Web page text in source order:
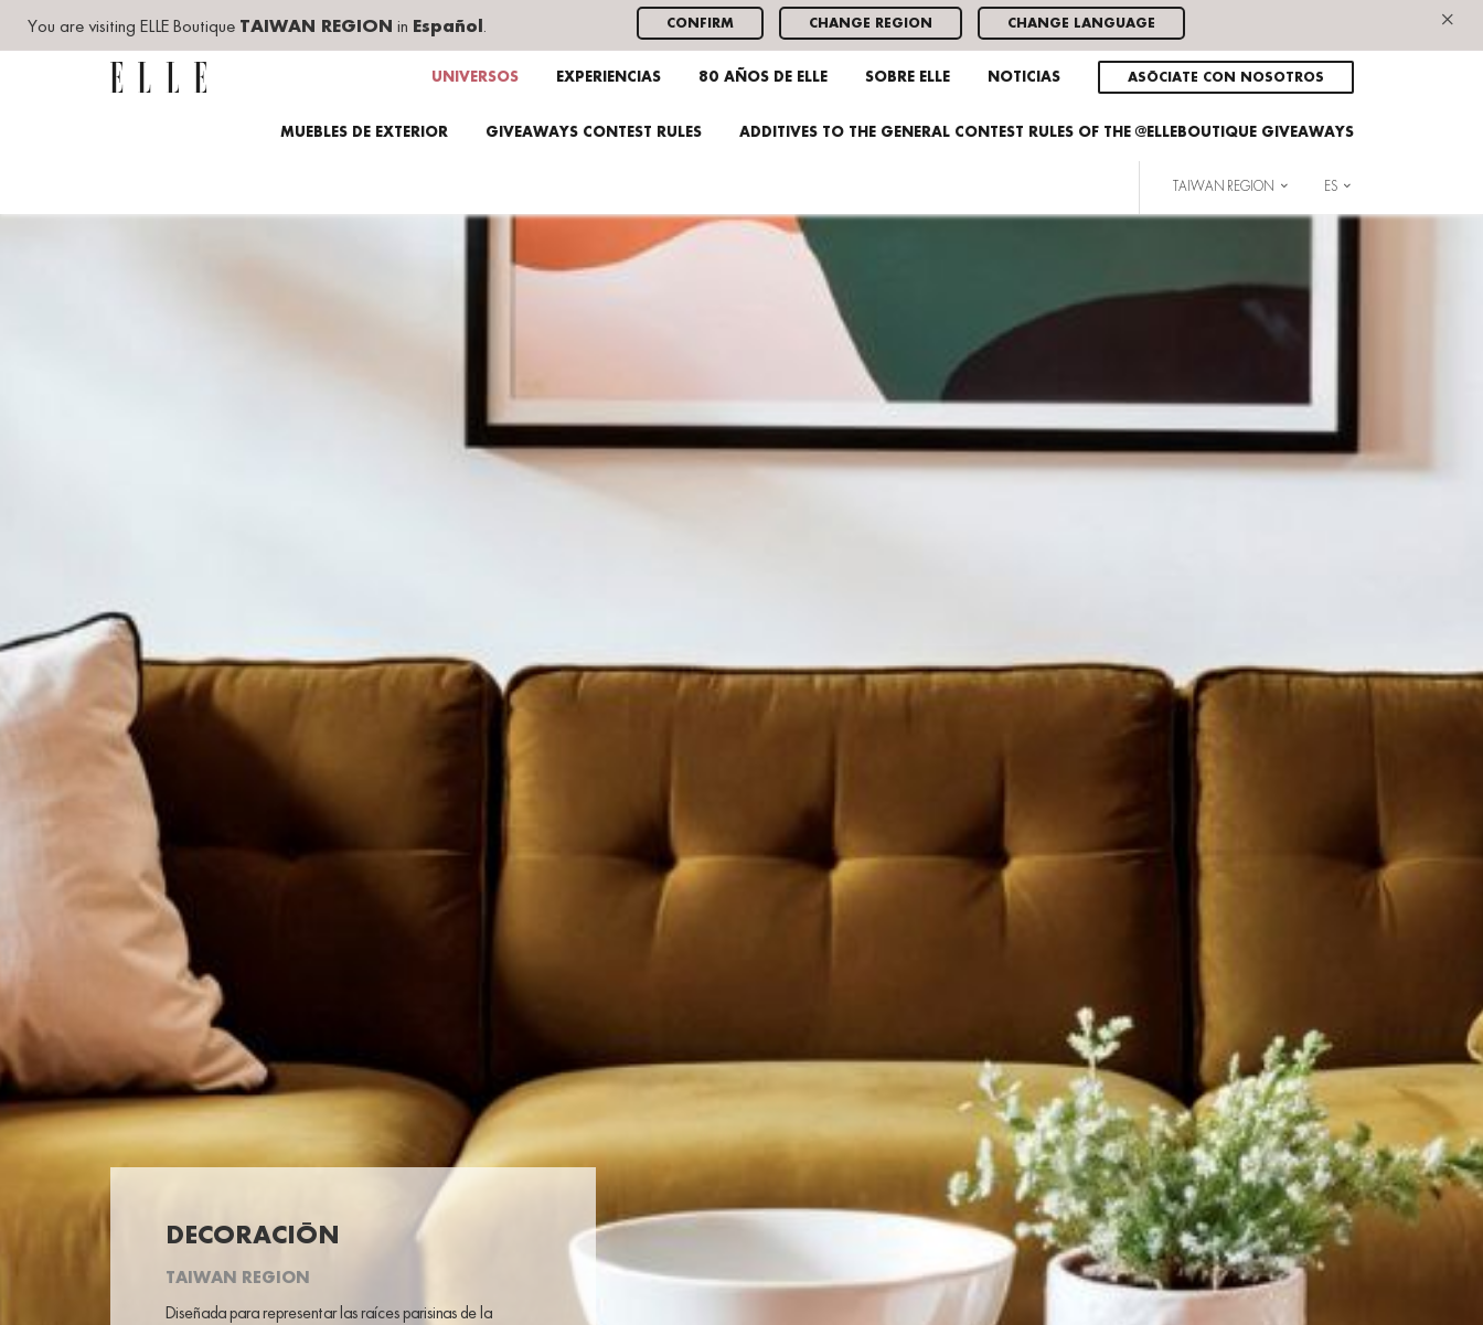
You are visiting ELLE Boutique TAIWAN REGION in Español . CONFIRM CHANGE REGION CHANGE LANGUAGE ×
UNIVERSOS EXPERIENCIAS 80 AÑOS DE ELLE SOBRE ELLE NOTICIAS ASÓCIATE CON NOSOTROS
MUEBLES DE EXTERIOR GIVEAWAYS CONTEST RULES ADDITIVES TO THE GENERAL CONTEST RULES OF THE @ELLEBOUTIQUE GIVEAWAYS
TAIWAN REGION ES
DECORACIÓN
TAIWAN REGION
Diseñada para representar las raíces parisinas de la